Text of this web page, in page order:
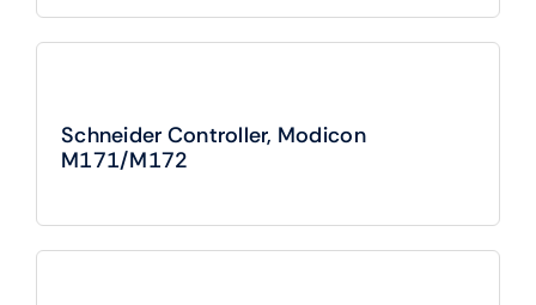
Schneider Controller, Modicon
M171/M172